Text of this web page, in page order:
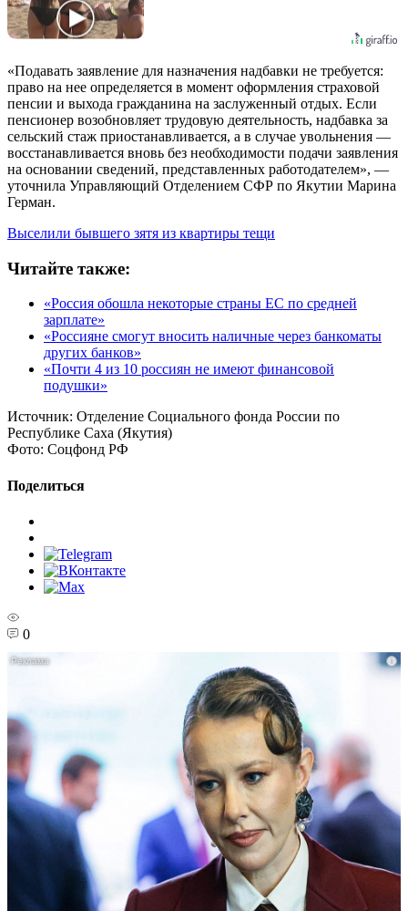
«Подавать заявление для назначения надбавки не требуется:
право на нее определяется в момент оформления страховой
пенсии и выхода гражданина на заслуженный отдых. Если
пенсионер возобновляет трудовую деятельность, надбавка за
сельский стаж приостанавливается, а в случае увольнения —
восстанавливается вновь без необходимости подачи заявления
на основании сведений, представленных работодателем», —
уточнила Управляющий Отделением СФР по Якутии Марина
Герман.
Выселили бывшего зятя из квартиры тещи
Читайте также:
«Россия обошла некоторые страны ЕС по средней
зарплате»
«Россияне смогут вносить наличные через банкоматы
других банков»
«Почти 4 из 10 россиян не имеют финансовой
подушки»
Источник: Отделение Социального фонда России по
Республике Саха (Якутия)
Фото: Соцфонд РФ
Поделиться
0
i